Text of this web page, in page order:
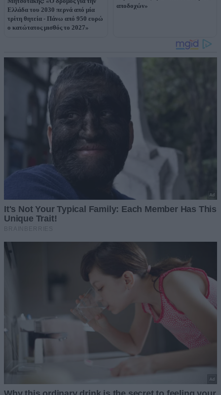
Ελλάδα του 2030 περνά από μία
τρίτη θητεία - Πάνω από 950 ευρώ
ο κατώτατος μισθός το 2027»
αποδοχών»